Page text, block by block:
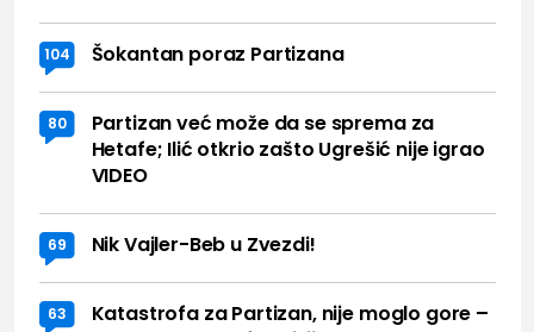
104 Šokantan poraz Partizana
80
Partizan već može da se sprema za
Hetafe; Ilić otkrio zašto Ugrešić nije igrao
VIDEO
69 Nik Vajler-Beb u Zvezdi!
63
Katastrofa za Partizan, nije moglo gore –